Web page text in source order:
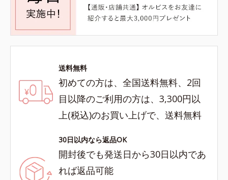
送料無料
初めての方は、全国送料無料、2回
目以降のご利用の方は、3,300円以
上(税込)のお買い上げで、送料無料
30日以内なら返品OK
開封後でも発送日から30日以内であ
れば返品可能